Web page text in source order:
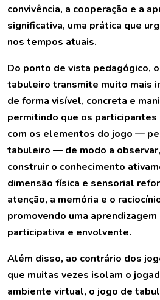
convivência, a cooperação e a
significativa, uma prática que
nos tempos atuais.
Do ponto de vista pedagógico,
tabuleiro transmite muito mais
de forma visível, concreta e
permitindo que os participantes
com os elementos do jogo —
tabuleiro — de modo a
construir o conhecimento
dimensão física e sensorial
atenção, a memória e o
promovendo uma aprendizagem
participativa e envolvente.
Além disso, ao contrário dos
que muitas vezes isolam o
ambiente virtual, o jogo de